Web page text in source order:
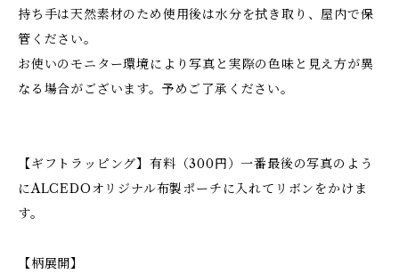
持ち手は天然素材のため使用後は水分を拭き取り、屋内で保
管ください。
お使いのモニター環境により写真と実際の色味と見え方が異
なる場合がございます。予めご了承ください。
【ギフトラッピング】有料（300円）一番最後の写真のよう
にALCEDOオリジナル布製ポーチに入れてリボンをかけま
す。
【柄展開】